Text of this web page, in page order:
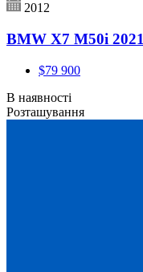
2012
BMW X7 M50i 2021
$79 900
В наявності
Розташування